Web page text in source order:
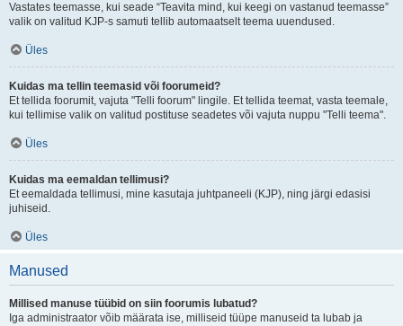
Vastates teemasse, kui seade “Teavita mind, kui keegi on vastanud teemasse”
valik on valitud KJP-s samuti tellib automaatselt teema uuendused.
Üles
Kuidas ma tellin teemasid või foorumeid?
Et tellida foorumit, vajuta "Telli foorum" lingile. Et tellida teemat, vasta teemale,
kui tellimise valik on valitud postituse seadetes või vajuta nuppu "Telli teema".
Üles
Kuidas ma eemaldan tellimusi?
Et eemaldada tellimusi, mine kasutaja juhtpaneeli (KJP), ning järgi edasisi
juhiseid.
Üles
Manused
Millised manuse tüübid on siin foorumis lubatud?
Iga administraator võib määrata ise, milliseid tüüpe manuseid ta lubab ja